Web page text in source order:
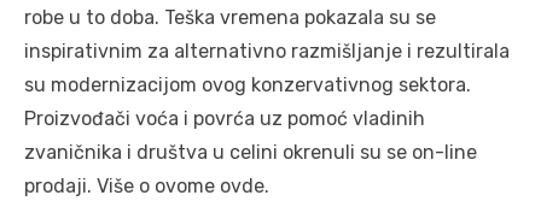
robe u to doba. Teška vremena pokazala su se
inspirativnim za alternativno razmišljanje i rezultirala
su modernizacijom ovog konzervativnog sektora.
Proizvođači voća i povrća uz pomoć vladinih
zvaničnika i društva u celini okrenuli su se on-line
prodaji. Više o ovome ovde.